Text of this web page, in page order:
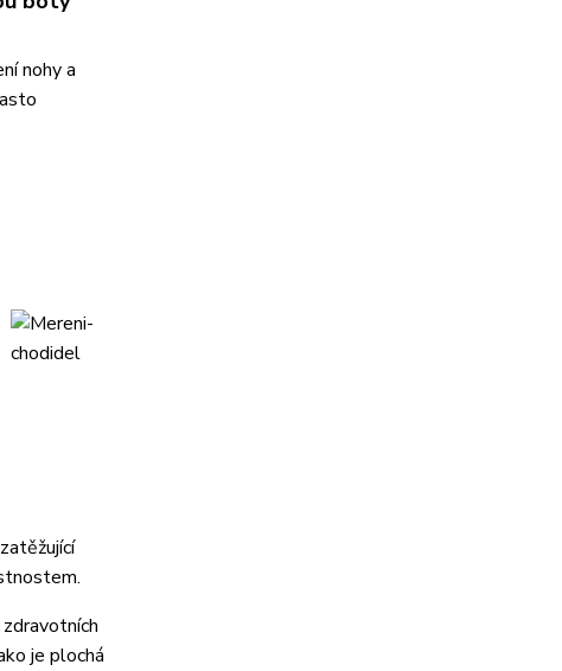
nohy a
je plochá